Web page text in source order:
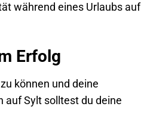
während eines Urlaubs auf
Erfolg
können und deine
auf Sylt solltest du deine